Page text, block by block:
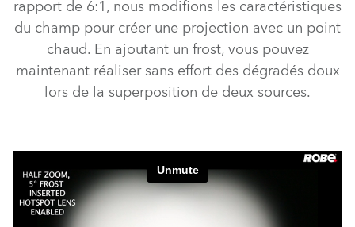
rapport de 6:1, nous modifions les caractéristiques
du champ pour créer une projection avec un point
chaud. En ajoutant un frost, vous pouvez
maintenant réaliser sans effort des dégradés doux
lors de la superposition de deux sources.